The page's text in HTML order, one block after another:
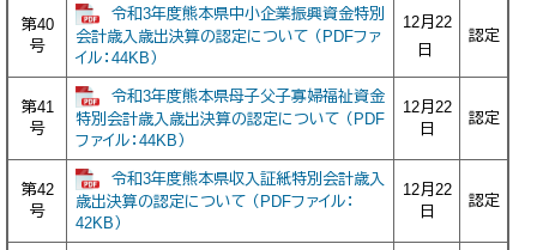
第40
号
令和3年度熊本県中小企業振興資金特別
会計歳入歳出決算の認定について （PDFファ
イル：44KB）
12月22
日
認定
第41
号
令和3年度熊本県母子父子寡婦福祉資金
特別会計歳入歳出決算の認定について （PDF
ファイル：44KB）
12月22
日
認定
第42
号
令和3年度熊本県収入証紙特別会計歳入
歳出決算の認定について （PDFファイル：
42KB）
12月22
日
認定